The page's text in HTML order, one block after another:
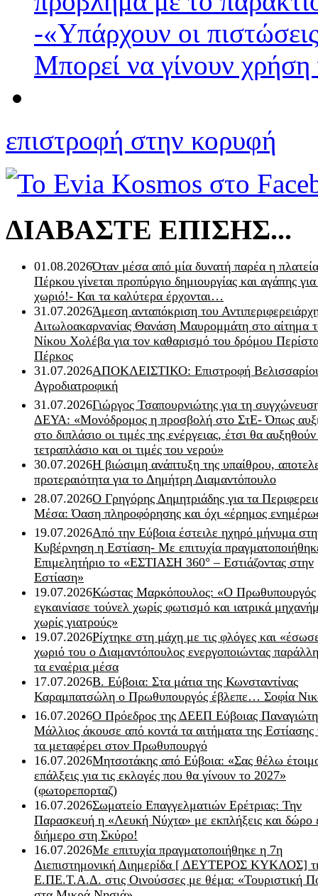
-«Υπάρχουν οι
Μπορεί να γίνουν χρήση
επιστροφή στην κορυφή
ΔΙΑΒΑΣΤΕ ΕΠΙΣΗΣ...
01.08.2026Όταν μέσα από μία δυνατή παρέα η
Πέρκου γίνεται προπύργιο δημιουργίας και αγάπης
χωριό!- Και τα καλύτερα έρχονται…
31.07.2026Άμεση ανταπόκριση του
Αιτωλοακαρνανίας Θανάση Μαυρομμάτη στο αίτημα
Νίκου Χολέβα για τον καθαρισμό του δρόμου
Πέρκος
31.07.2026ΑΠΟΚΛΕΙΣΤΙΚΟ: Επιστροφή
Αγροδιατροφική
31.07.2026Γιώργος Τσαπουρνιώτης για τη
ΔΕΥΑ: «Μονόδρομος η προσβολή στο ΣτΕ- Όπως
στο διπλάσιο οι τιμές της ενέργειας, έτσι θα
τετραπλάσιο και οι τιμές του νερού»
30.07.2026Η βιώσιμη ανάπτυξη της υπαίθρου,
προτεραιότητα για το Δημήτρη Διαμαντόπουλο
28.07.2026Ο Γρηγόρης Δημητριάδης για τα
Μέσα: Όαση πληροφόρησης και όχι «έρημος
19.07.2026Από την Εύβοια έστειλε ηχηρό μήνυμα
Κυβέρνηση η Εστίαση- Με επιτυχία
Επιμελητήριο το «ΕΣΤΙΑΣΗ 360° – Εστιάζοντας στην
Εστίαση»
19.07.2026Κώστας Μαρκόπουλος: «Ο Πρωθυπουργός
εγκαινίασε τούνελ χωρίς φωτισμό και ιατρικά
χωρίς γιατρούς»
19.07.2026Ρίχτηκε στη μάχη με τις φλόγες και
χωριό του ο Διαμαντόπουλος ενεργοποιώντας
τα εναέρια μέσα
17.07.2026Β. Εύβοια: Στα μάτια της Κωνσταντίνας
Καραμπατσώλη ο Πρωθυπουργός έβλεπε… Σοφία
16.07.2026Ο Πρόεδρος της ΔΕΕΠ Εύβοιας
Μάλλιος άκουσε από κοντά τα αιτήματα της Εστίασης
τα μεταφέρει στον Πρωθυπουργό
16.07.2026Μητσοτάκης από Εύβοια: «Σας θέλω
επάλξεις για τις εκλογές που θα γίνουν το 2027»
(φωτορεπορταζ)
16.07.2026Σωματείο Επαγγελματιών Ερέτριας: Την
Παρασκευή η «Λευκή Νύχτα» με εκπλήξεις και δώρο
διήμερο στη Σκύρο!
16.07.2026Με επιτυχία πραγματοποιήθηκε η 7η
Διεπιστημονική Διημερίδα [ ΔEYΤΕΡΟΣ ΚΥΚΛΟΣ]
Ε.ΠΕ.Τ.Α.Δ. στις Οινούσσες με θέμα: «Τουριστική